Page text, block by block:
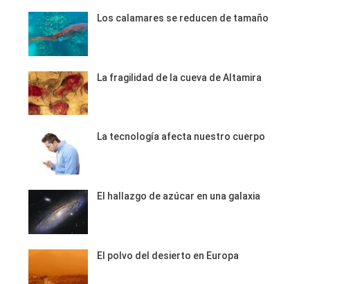
Los calamares se reducen de tamaño
La fragilidad de la cueva de Altamira
La tecnología afecta nuestro cuerpo
El hallazgo de azúcar en una galaxia
El polvo del desierto en Europa